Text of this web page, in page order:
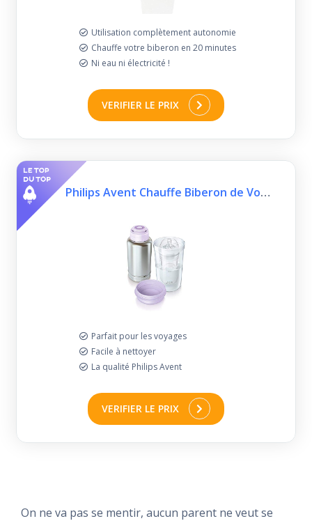
Utilisation complètement autonomie
Chauffe votre biberon en 20 minutes
Ni eau ni électricité !
VERIFIER LE PRIX
Philips Avent Chauffe Biberon de Voyage, sécurisé et sans électricité
Parfait pour les voyages
Facile à nettoyer
La qualité Philips Avent
VERIFIER LE PRIX
On ne va pas se mentir, aucun parent ne veut se